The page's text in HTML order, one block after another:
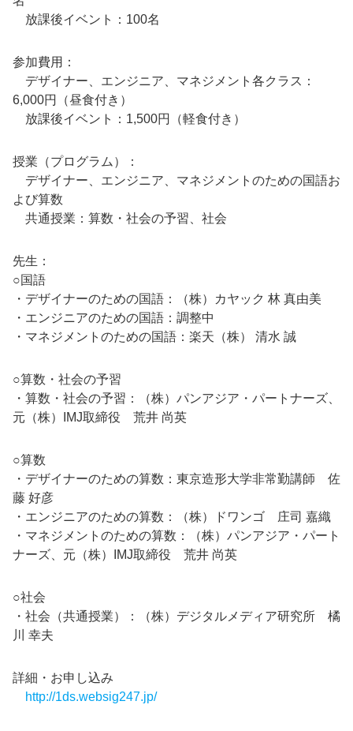
放課後イベント：100名
参加費用：
デザイナー、エンジニア、マネジメント各クラス：
6,000円（昼食付き）
放課後イベント：1,500円（軽食付き）
授業（プログラム）：
デザイナー、エンジニア、マネジメントのための国語お
よび算数
共通授業：算数・社会の予習、社会
先生：
○国語
・デザイナーのための国語：（株）カヤック 林 真由美
・エンジニアのための国語：調整中
・マネジメントのための国語：楽天（株） 清水 誠
○算数・社会の予習
・算数・社会の予習：（株）パンアジア・パートナーズ、
元（株）IMJ取締役 荒井 尚英
○算数
・デザイナーのための算数：東京造形大学非常勤講師 佐
藤 好彦
・エンジニアのための算数：（株）ドワンゴ 庄司 嘉織
・マネジメントのための算数：（株）パンアジア・パート
ナーズ、元（株）IMJ取締役 荒井 尚英
○社会
・社会（共通授業）：（株）デジタルメディア研究所 橘
川 幸夫
詳細・お申し込み
http://1ds.websig247.jp/